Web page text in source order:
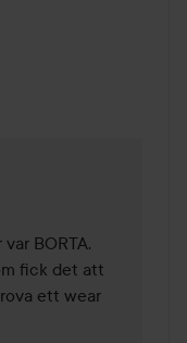
lades 1 år
BORTA.
fick det att
ett wear